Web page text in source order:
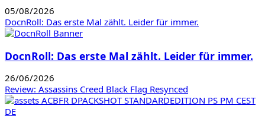
05/08/2026
DocnRoll: Das erste Mal zählt. Leider für immer.
DocnRoll: Das erste Mal zählt. Leider für immer.
26/06/2026
Review: Assassins Creed Black Flag Resynced